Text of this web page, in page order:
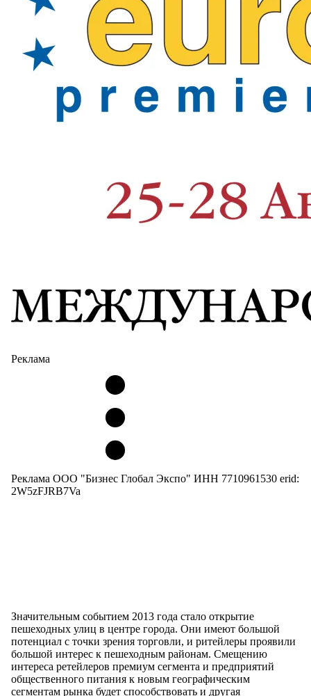
Реклама
Реклама ООО "Бизнес Глобал Экспо" ИНН 7710961530 erid:
2W5zFJRB7Va
Значительным событием 2013 года стало открытие
пешеходных улиц в центре города. Они имеют большой
потенциал с точки зрения торговли, и ритейлеры проявили
большой интерес к пешеходным районам. Смещению
интереса ретейлеров премиум сегмента и предприятий
общественного питания к новым географическим
сегментам рынка будет способствовать и другая